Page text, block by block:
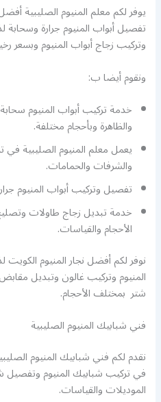
يوفر لكم معلم المنيوم الصليبية
تفصيل أبواب المنيوم جرارة
وتركيب زجاج أبواب المنيوم وبسعر
ونقوم أيضا ب:
خدمة تركيب أبواب المنيوم
والظاهرة وبأحجام مختلفة.
يعمل معلم المنيوم الصليبية في
والشرفات والحمامات.
تفصيل وتركيب أبواب المنيوم
خدمة تبديل زجاج طاولات
الأحجام والقياسات.
نوفر لكم أفضل نجار المنيوم
المنيوم وتركيب غالون وتبديل
شتر بمختلف الأحجام.
فني شبابيك المنيوم الصليبية
نقدم لكم فني شبابيك المنيوم
في تركيب شبابيك المنيوم وتفصيل
الموديلات والقياسات.